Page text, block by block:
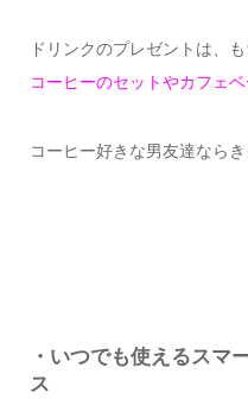
ドリンクのプレゼントは、
コーヒーのセットやカフェ
コーヒー好きな男友達なら
・いつでも使えるスマ
ス